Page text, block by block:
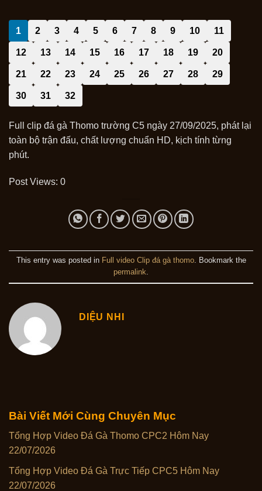
Bài Viết Mới Cùng Chuyên Mục
Tổng Hợp Video Đá Gà Thomo CPC2 Hôm Nay
22/07/2026
Tổng Hợp Video Đá Gà Trực Tiếp CPC5 Hôm Nay
22/07/2026
1 2 3 4 5 6 7 8 9 10 11
12 13 14 15 16 17 18 19 20
21 22 23 24 25 26 27 28 29
30 31 32
Full clip đá gà Thomo trường C5 ngày 27/09/2025, phát lại
toàn bộ trận đấu, chất lượng chuẩn HD, kịch tính từng
phút.
Post Views: 0
This entry was posted in Full video Clip đá gà thomo. Bookmark the
permalink.
DIỆU NHI